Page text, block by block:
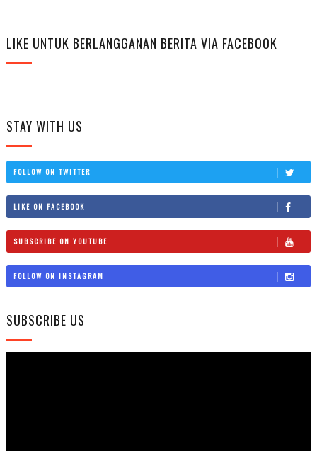
LIKE UNTUK BERLANGGANAN BERITA VIA FACEBOOK
STAY WITH US
FOLLOW ON TWITTER
LIKE ON FACEBOOK
SUBSCRIBE ON YOUTUBE
FOLLOW ON INSTAGRAM
SUBSCRIBE US